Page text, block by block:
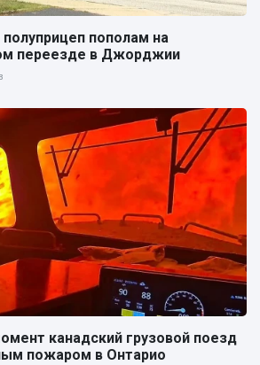
пополам на
переезде в Джорджии
канадский грузовой поезд
пожаром в Онтарио